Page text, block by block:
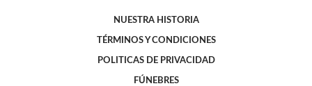
NUESTRA HISTORIA
TÉRMINOS Y CONDICIONES
POLITICAS DE PRIVACIDAD
FÚNEBRES